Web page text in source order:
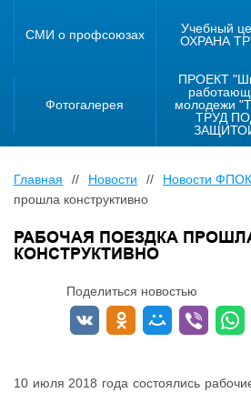
СМИ о профсоюзах
Учебный
ОХРАНА
Фотогалерея
ПРОЕКТ
молодежи
ТРУД
Главная // Новости // Новости
прошла конструктивно
РАБОЧАЯ ПОЕЗДКА
КОНСТРУКТИВНО
Поделиться новостью
10 июля 2018 года состоялись